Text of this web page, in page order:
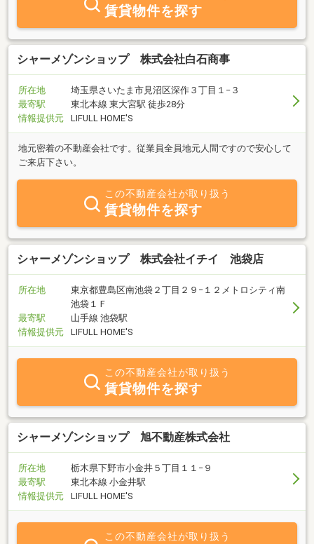
賃貸物件を探す
シャーメゾンショップ 株式会社白石商事
所在地
埼玉県さいたま市見沼区深作３丁目１−３
最寄駅
東北本線 東大宮駅 徒歩28分
情報提供元
LIFULL HOME'S
地元密着の不動産会社です。従業員全員地元人間ですので安心して
ご来店下さい。
この不動産会社が取り扱う
賃貸物件を探す
シャーメゾンショップ 株式会社イチイ 池袋店
所在地
東京都豊島区南池袋２丁目２９−１２メトロシティ南
池袋１Ｆ
最寄駅
山手線 池袋駅
情報提供元
LIFULL HOME'S
この不動産会社が取り扱う
賃貸物件を探す
シャーメゾンショップ 旭不動産株式会社
所在地
栃木県下野市小金井５丁目１１−９
最寄駅
東北本線 小金井駅
情報提供元
LIFULL HOME'S
この不動産会社が取り扱う